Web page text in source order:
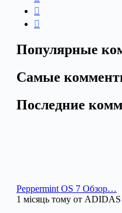
Популярные
Самые
Последние
Peppermint OS 7 Обзор…
1 місяць тому от